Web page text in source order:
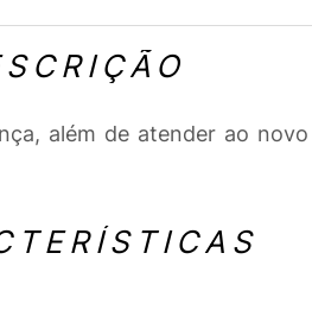
além de atender ao